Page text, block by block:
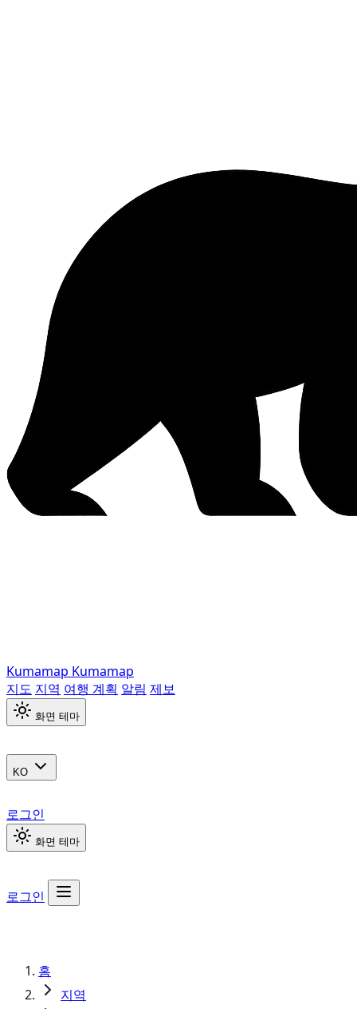
Kumamap Kumamap
지도 지역 여행 계획 알림 제보
화면 테마
KO
로그인
화면 테마
로그인
홈
지역